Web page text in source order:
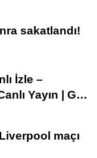
sakatlandı!
İzle –
Yayın | GS
şifresiz canlı
maçı